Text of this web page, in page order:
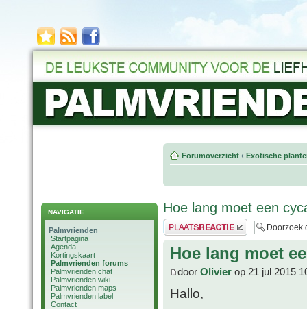
NAVIGATIE
Palmvrienden
Startpagina
Agenda
Kortingskaart
Palmvrienden forums
Palmvrienden chat
Palmvrienden wiki
Palmvrienden maps
Palmvrienden label
Contact
Forumoverzicht ‹ Exotische
Hoe lang moet een
Plaats een reactie
Hoe lang moet
door Olivier op 21 jul 2015
Hallo,